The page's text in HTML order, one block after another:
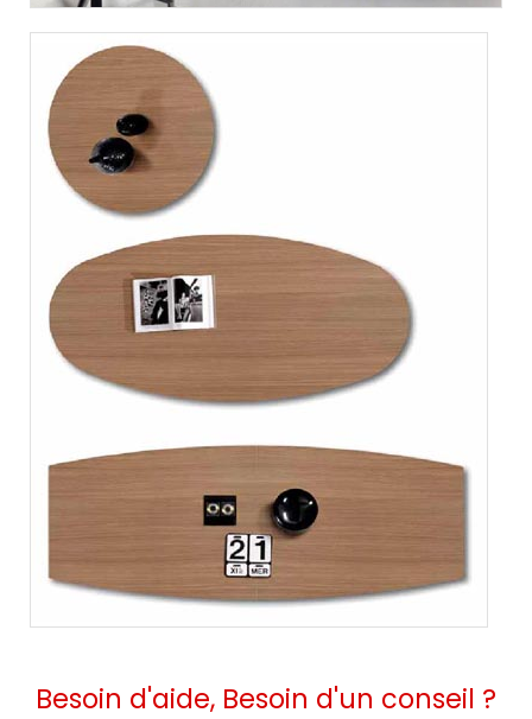
Besoin d'aide, Besoin d'un conseil ?